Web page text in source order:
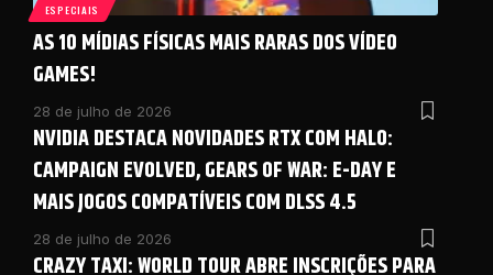
ESPECIAIS
AS 10 MÍDIAS FÍSICAS MAIS RARAS DOS VÍDEO
GAMES!
28 de julho de 2026
NVIDIA DESTACA NOVIDADES RTX COM HALO:
CAMPAIGN EVOLVED, GEARS OF WAR: E-DAY E
MAIS JOGOS COMPATÍVEIS COM DLSS 4.5
28 de julho de 2026
CRAZY TAXI: WORLD TOUR ABRE INSCRIÇÕES PARA